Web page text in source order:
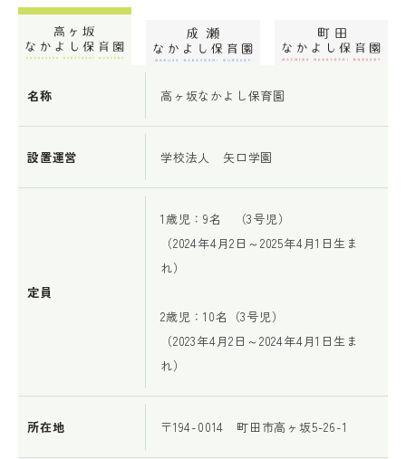
名称 高ヶ坂なかよし保育園
設置運営 学校法人 矢口学園
定員
1歳児：9名 （3号児）
（2024年4月2日～2025年4月1日生ま
れ）
2歳児：10名（3号児）
（2023年4月2日～2024年4月1日生ま
れ）
所在地 〒194-0014 町田市高ヶ坂5-26-1